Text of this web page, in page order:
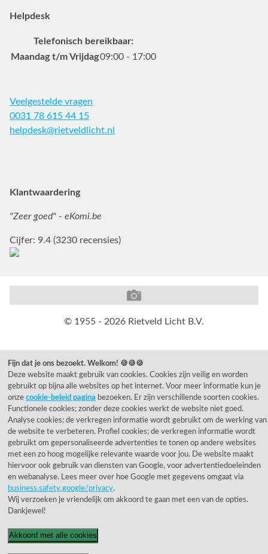
Helpdesk
Telefonisch bereikbaar:
Maandag t/m Vrijdag09:00 - 17:00
Veelgestelde vragen
0031 78 615 44 15
helpdesk@rietveldlicht.nl
Klantwaardering
"Zeer goed" - eKomi.be
Cijfer: 9.4 (3230 recensies)
© 1955 - 2026 Rietveld Licht B.V.
Fijn dat je ons bezoekt. Welkom! 🍪🍪🍪
Deze website maakt gebruik van cookies. Cookies zijn veilig en worden
gebruikt op bijna alle websites op het internet. Voor meer informatie kun je
onze cookie-beleid pagina bezoeken. Er zijn verschillende soorten cookies.
Functionele cookies; zonder deze cookies werkt de website niet goed.
Analyse cookies; de verkregen informatie wordt gebruikt om de werking van
de website te verbeteren. Profiel cookies; de verkregen informatie wordt
gebruikt om gepersonaliseerde advertenties te tonen op andere websites
met een zo hoog mogelijke relevante waarde voor jou. De website maakt
hiervoor ook gebruik van diensten van Google, voor advertentiedoeleinden
en webanalyse. Lees meer over hoe Google met gegevens omgaat via
business.safety.google/privacy.
Wij verzoeken je vriendelijk om akkoord te gaan met een van de opties.
Dankjewel!
Akkoord met alle cookies